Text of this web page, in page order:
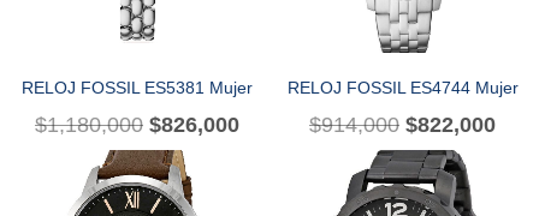
RELOJ FOSSIL ES5381 Mujer
$1,180,000 $826,000
RELOJ FOSSIL ES4744 Mujer
$914,000 $822,000